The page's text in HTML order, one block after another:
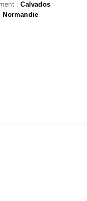
:Calvados
Normandie